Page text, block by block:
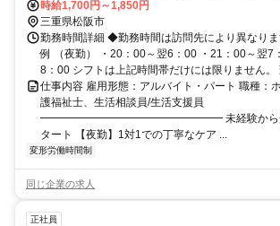
段はあなたの自由！ マイカー、バイク（原付可）
直行直帰が可能です。 もちろん、公共交通機関が
電車やバス通勤も大歓迎！ 訪問時に発生する交通費は【全額支給】
いたしますので、 自己負担はありません。 あな
分らしく働ける移動スタイルを お選びいただけます！ (※ご利
状況により訪問先が変わることがあります)
時給1,700円～1,850円
三重県松阪市
勤務時間詳細 ◆勤務時間は訪問先により異なり
例 （夜勤） ・20：00～翌6：00 ・21：00～翌7
8：00 シフトは上記時間帯だけには限りません。
仕事内容 雇用形態：アルバイト・パート 職種：
護福祉士、生活相談員/生活支援員
━━━━━━━━━━━━━━━━━ 未経験から介
タート 【夜勤】1対1での丁寧なケア ...
変形労働時間制
同じ企業の求人
正社員